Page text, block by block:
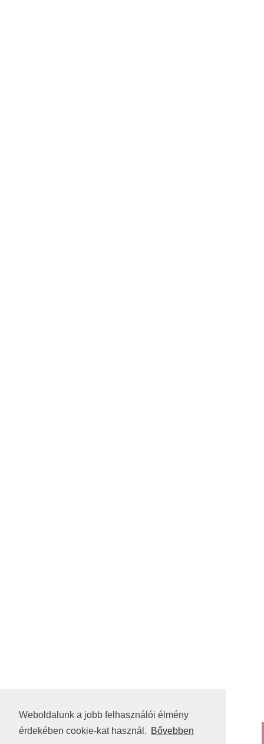
Weboldalunk a jobb felhasználói élmény
érdekében cookie-kat használ. Bővebben